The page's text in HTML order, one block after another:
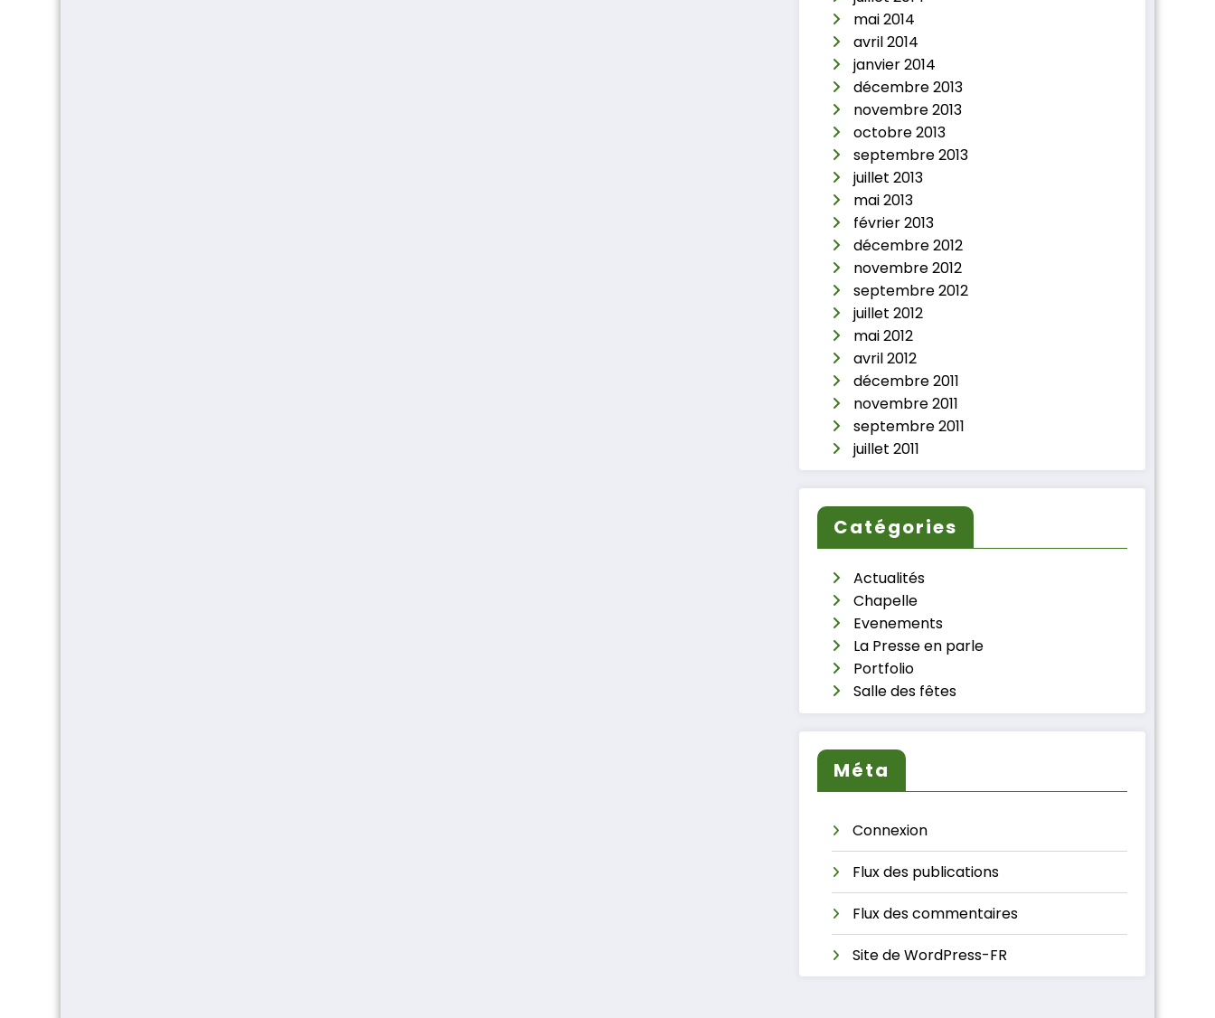
mai 2014
avril 2014
janvier 2014
décembre 2013
novembre 2013
octobre 2013
septembre 2013
juillet 2013
mai 2013
février 2013
décembre 2012
novembre 2012
septembre 2012
juillet 2012
mai 2012
avril 2012
décembre 2011
novembre 2011
septembre 2011
juillet 2011
Catégories
Actualités
Chapelle
Evenements
La Presse en parle
Portfolio
Salle des fêtes
Méta
Connexion
Flux des publications
Flux des commentaires
Site de WordPress-FR